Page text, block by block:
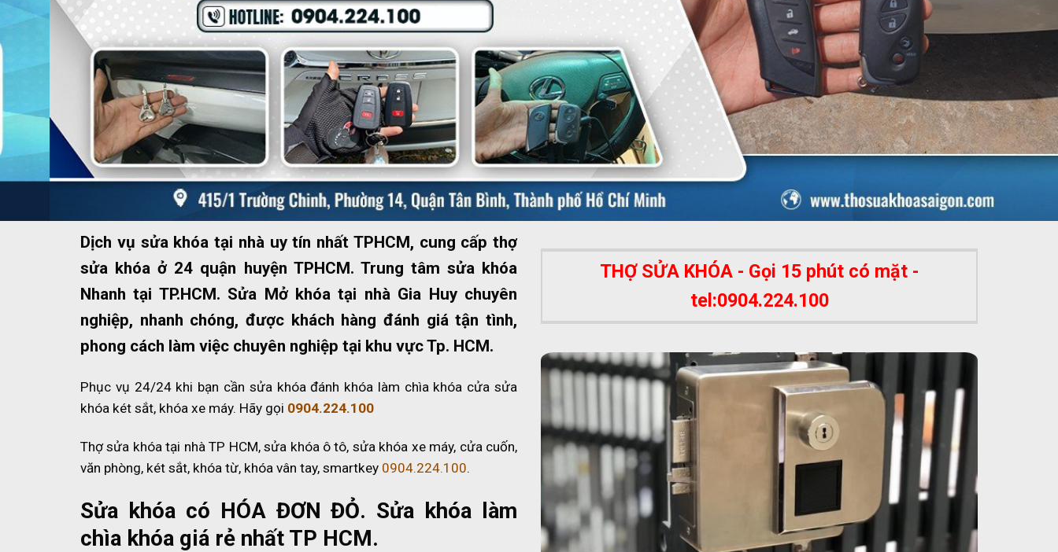
Dịch vụ sửa khóa tại nhà uy tín nhất TPHCM, cung cấp thợ
sửa khóa ở 24 quận huyện TPHCM. Trung tâm sửa khóa
Nhanh tại TP.HCM. Sửa Mở khóa tại nhà Gia Huy chuyên
nghiệp, nhanh chóng, được khách hàng đánh giá tận tình,
phong cách làm việc chuyên nghiệp tại khu vực Tp. HCM.
Phục vụ 24/24 khi bạn cần sửa khóa đánh khóa làm chìa khóa cửa sửa
khóa két sắt, khóa xe máy. Hãy gọi 0904.224.100
Thợ sửa khóa tại nhà TP HCM, sửa khóa ô tô, sửa khóa xe máy, cửa cuốn,
văn phòng, két sắt, khóa từ, khóa vân tay, smartkey 0904.224.100.
Sửa khóa có HÓA ĐƠN ĐỎ. Sửa khóa làm
chìa khóa giá rẻ nhất TP HCM.
THỢ SỬA KHÓA - Gọi 15 phút có mặt -
tel:0904.224.100